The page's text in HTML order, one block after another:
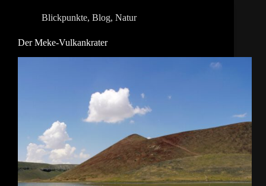
Blickpunkte, Blog, Natur
Der Meke-Vulkankrater